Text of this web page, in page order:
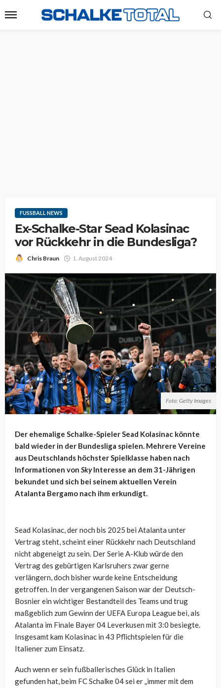
FUSSBALL NEWS
Ex-Schalke-Star Sead Kolasinac
vor Rückkehr in die Bundesliga?
Chris Braun 1. August 2024
Foto: Getty Images
Der ehemalige Schalke-Spieler Sead Kolasinac könnte
bald wieder in der Bundesliga spielen. Mehrere Vereine
aus Deutschlands höchster Spielklasse haben nach
Informationen von SkyInteresse an dem 31-Jährigen
bekundet und sich bei seinem aktuellen Verein
Atalanta Bergamo nach ihm erkundigt.
Sead Kolasinac, der noch bis 2025 bei Atalanta unter
Vertrag steht, scheint einer Rückkehr nach Deutschland
nicht abgeneigt zu sein. Der Serie A-Klub würde den
Vertrag des gebürtigen Karlsruhers zwar gerne
verlängern, doch bisher wurde keine Entscheidung
getroffen. In der vergangenen Saison war der Deutsch-
Bosnier ein wichtiger Bestandteil des Teams und trug
maßgeblich zum Gewinn der UEFA Europa League bei, als
Atalanta im Finale Bayer 04 Leverkusen mit 3:0 besiegte.
Insgesamt kam Kolasinac in 43 Pflichtspielen für die
Italiener zum Einsatz.
Auch wenn er sein fußballerisches Glück in Italien
gefunden hat, beim FC Schalke 04 sei er „immer mit dem